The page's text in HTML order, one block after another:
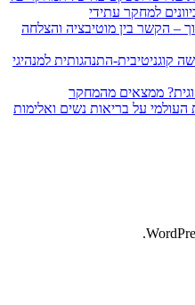
למחקר עתידי
– הקשר בין מוטיבציה והצלחה
קוגניטיבית-התנהגותית למנהיגי
ממצאים מהמחקר
העולמי על בריאות נשים ואלימות